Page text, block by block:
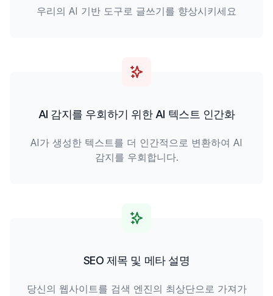
우리의 AI 기반 도구로 글쓰기를 향상시키세요
AI 감지를 우회하기 위한 AI 텍스트 인간화
AI가 생성한 텍스트를 더 인간적으로 변환하여 AI
감지를 우회합니다.
SEO 제목 및 메타 설명
당신의 웹사이트를 검색 엔진의 최상단으로 가져가